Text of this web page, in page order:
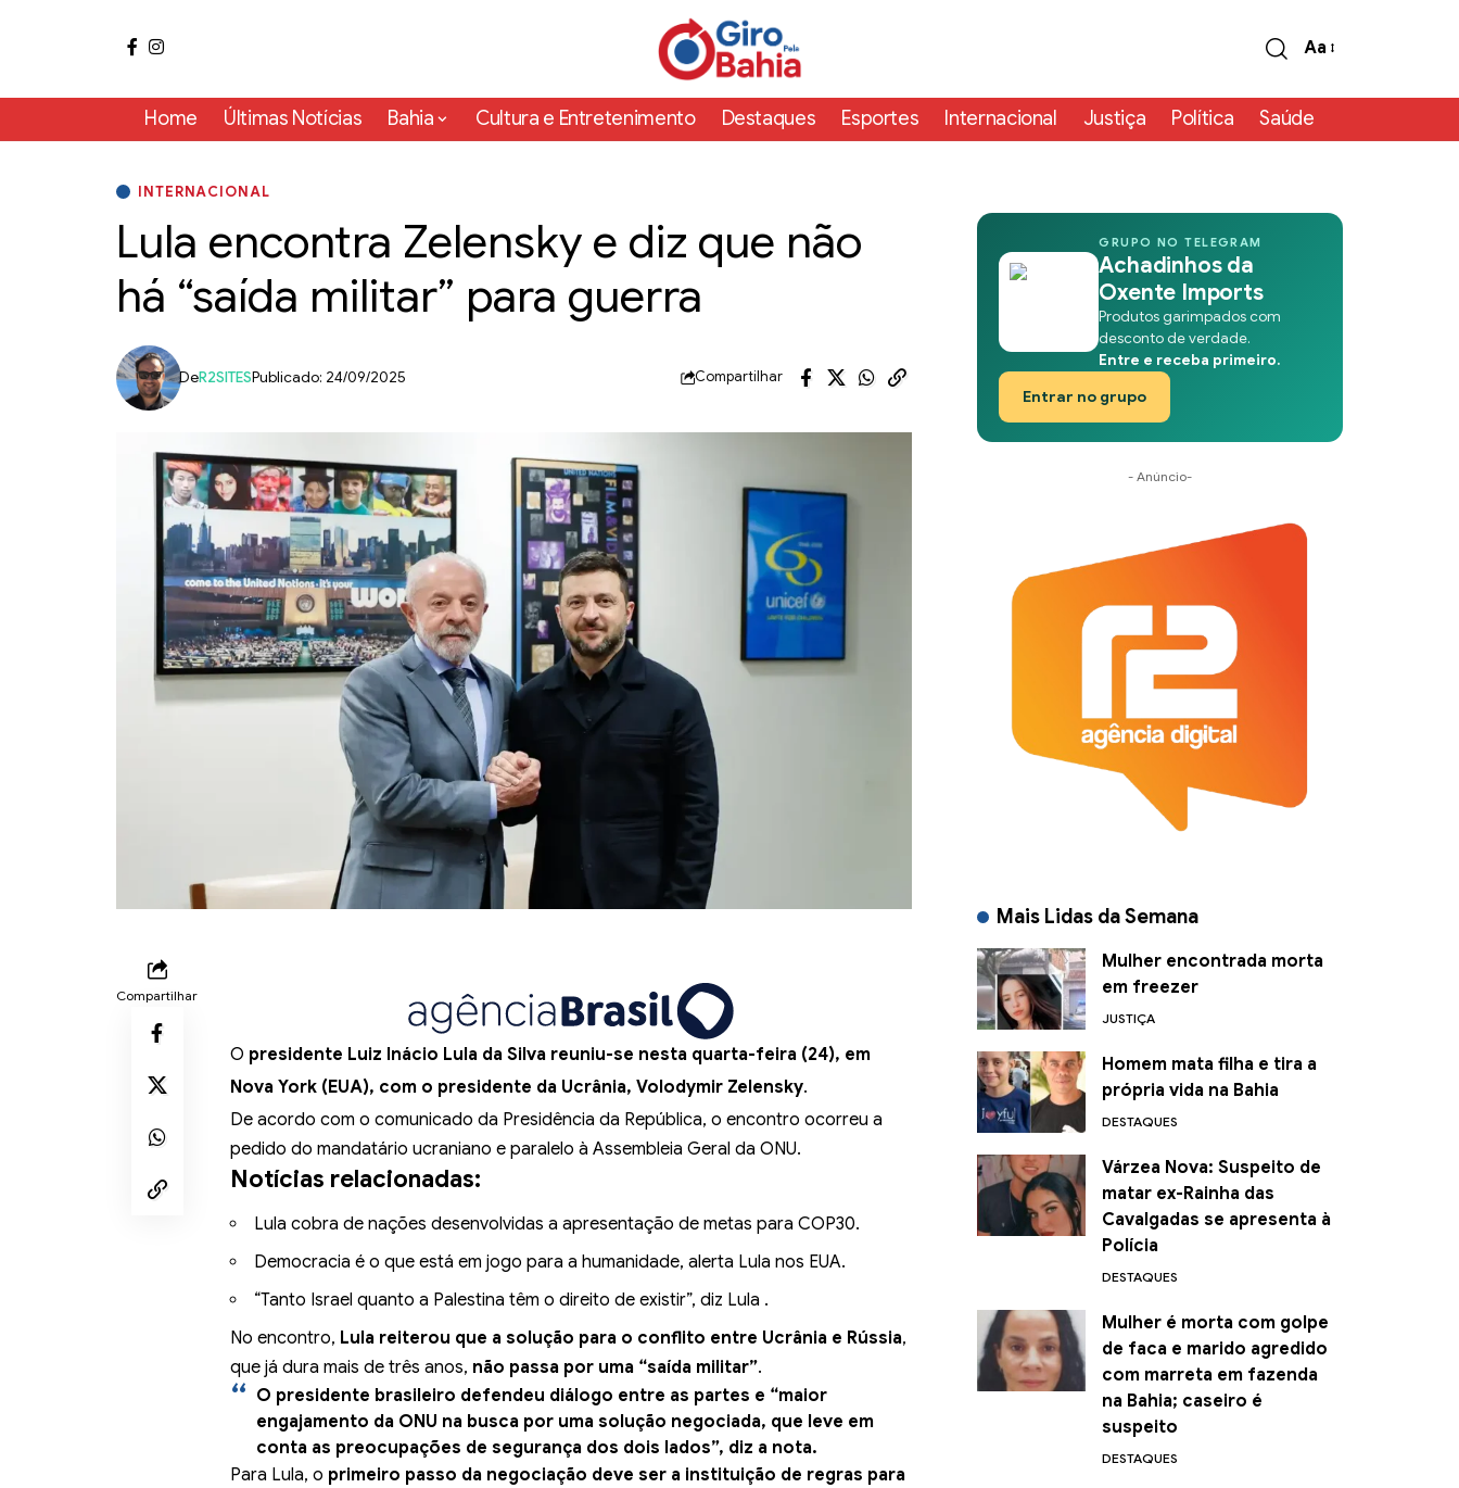
Aa
Home Últimas Notícias Bahia Cultura e Entretenimento Destaques Esportes Internacional Justiça Política Saúde
INTERNACIONAL
Lula encontra Zelensky e diz que não
há “saída militar” para guerra
DeR2SITESPublicado: 24/09/2025 Compartilhar
Compartilhar
O presidente Luiz Inácio Lula da Silva reuniu-se nesta quarta-feira (24), em
Nova York (EUA), com o presidente da Ucrânia, Volodymir Zelensky.
De acordo com o comunicado da Presidência da República, o encontro ocorreu a
pedido do mandatário ucraniano e paralelo à Assembleia Geral da ONU.
Notícias relacionadas:
Lula cobra de nações desenvolvidas a apresentação de metas para COP30.
Democracia é o que está em jogo para a humanidade, alerta Lula nos EUA.
“Tanto Israel quanto a Palestina têm o direito de existir”, diz Lula .
No encontro, Lula reiterou que a solução para o conflito entre Ucrânia e Rússia,
que já dura mais de três anos, não passa por uma “saída militar”.
O presidente brasileiro defendeu diálogo entre as partes e “maior
engajamento da ONU na busca por uma solução negociada, que leve em
conta as preocupações de segurança dos dois lados”, diz a nota.
Para Lula, o primeiro passo da negociação deve ser a instituição de regras para
GRUPO NO TELEGRAM
Achadinhos da
Oxente Imports
Produtos garimpados com
desconto de verdade.
Entre e receba primeiro.
Entrar no grupo
- Anúncio-
Mais Lidas da Semana
Mulher encontrada morta
em freezer
JUSTIÇA
Homem mata filha e tira a
própria vida na Bahia
DESTAQUES
Várzea Nova: Suspeito de
matar ex-Rainha das
Cavalgadas se apresenta à
Polícia
DESTAQUES
Mulher é morta com golpe
de faca e marido agredido
com marreta em fazenda
na Bahia; caseiro é
suspeito
DESTAQUES